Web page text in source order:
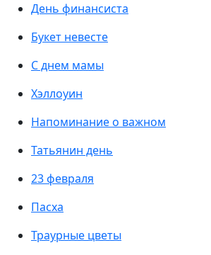
День финансиста
Букет невесте
С днем мамы
Хэллоуин
Напоминание о важном
Татьянин день
23 февраля
Пасха
Траурные цветы